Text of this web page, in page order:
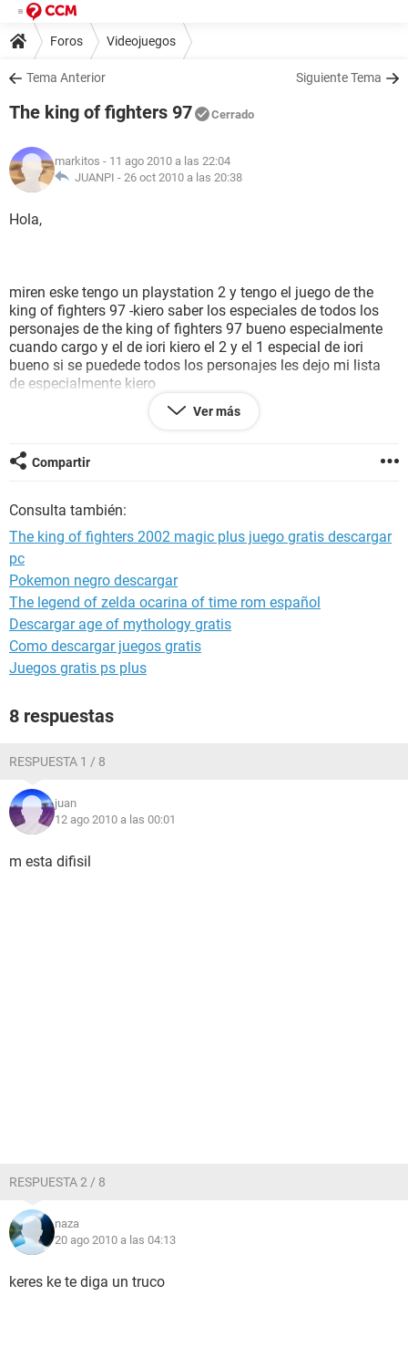
Foros Videojuegos
Tema Anterior Siguiente Tema
The king of fighters 97 Cerrado
markitos - 11 ago 2010 a las 22:04
JUANPI - 26 oct 2010 a las 20:38
Hola,
miren eske tengo un playstation 2 y tengo el juego de the
king of fighters 97 -kiero saber los especiales de todos los
personajes de the king of fighters 97 bueno especialmente
cuando cargo y el de iori kiero el 2 y el 1 especial de iori
bueno si se puedede todos los personajes les dejo mi lista
de especialmente kiero
yashiro
nadamas esos espero k me ayuden adios :)
Ver más
Compartir
Consulta también:
The king of fighters 2002 magic plus juego gratis descargar
pc
Pokemon negro descargar
The legend of zelda ocarina of time rom español
Descargar age of mythology gratis
Como descargar juegos gratis
Juegos gratis ps plus
8 respuestas
RESPUESTA 1 / 8
juan
12 ago 2010 a las 00:01
m esta difisil
RESPUESTA 2 / 8
naza
20 ago 2010 a las 04:13
keres ke te diga un truco